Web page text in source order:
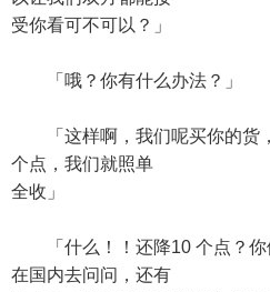
受你看可不可以？」
「哦？你有什么办法？」
「这样啊，我们呢买你的货
个点，我们就照单
全收」
「什么！！还降10 个点？你
在国内去问问，还有